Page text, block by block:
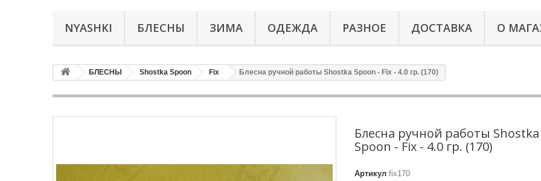
NYASHKI БЛЕСНЫ ЗИМА ОДЕЖДА РАЗНОЕ ДОСТАВКА О
БЛЕСНЫ Shostka Spoon Fix Блесна ручной работы Shostka Spoon - Fix - 4.0 гр. (170)
Блесна ручной работы Shostka
Spoon - Fix - 4.0 гр. (170)
Артикул fix170